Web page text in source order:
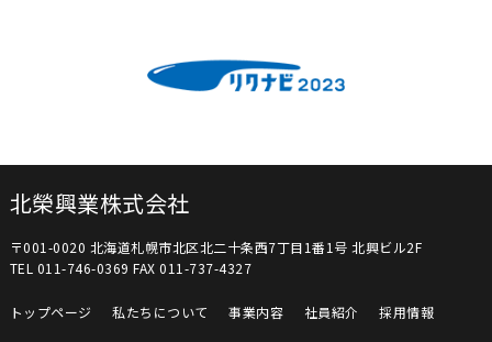
北榮興業株式会社
〒001-0020 北海道札幌市北区北二十条西7丁目1番1号 北興ビル2F
TEL 011-746-0369 FAX 011-737-4327
トップページ 私たちについて 事業内容 社員紹介 採用情報